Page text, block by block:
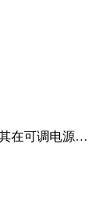
在可调电源设